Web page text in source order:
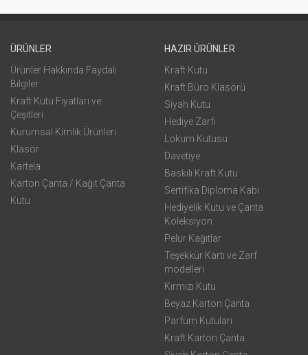
ÜRÜNLER
Ürünler Hakkında Faydalı
Bilgiler
Kraft Kutu Fiyatları ve
Çeşitleri
Kurumsal Kimlik Ürünleri
Klasör
Kartela
Karton Çanta / Kağıt Çanta
Kutu
HAZIR ÜRÜNLER
Kraft Kutu
Kraft Büro Klasörü
Siyah Kutu
Hediye Zarfı
Lokum Kutusu
Davetiye
Baskılı Kraft Kutu
Sertifika Diploma Kabı
Hediyelik Kutu ve Çanta
Koleksiyon
Pelur Kağıtlar
Teşekkür Kartı ve Zarf
modelleri
Kırmızı Kutu
Beyaz Karton Çanta
Parfüm Kutuları
Kraft Karton Çanta